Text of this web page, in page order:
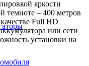
яркости
темноте – 400 метров
Full HD
или сети
установки на